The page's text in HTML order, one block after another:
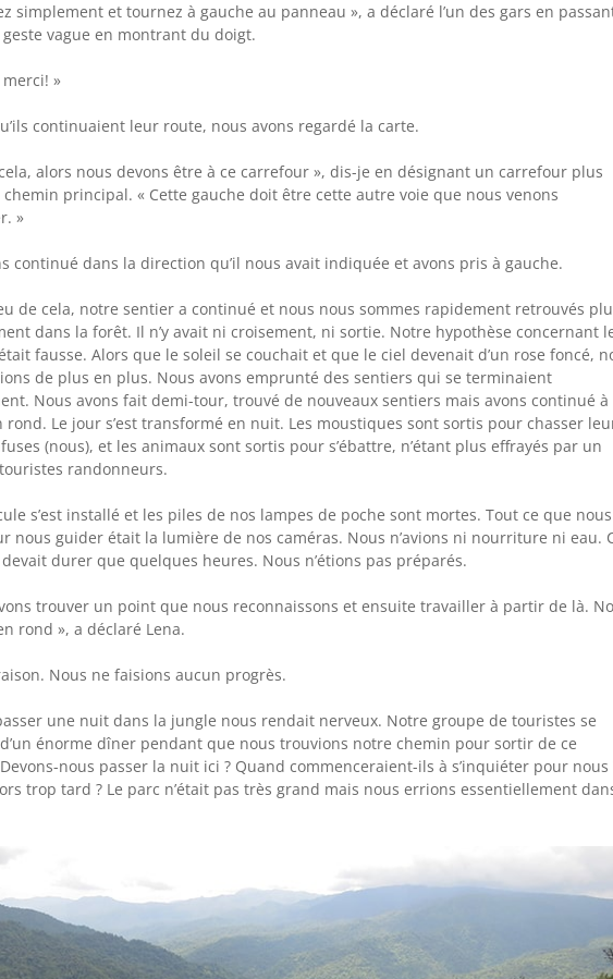
simplement et tournez à gauche au panneau », a déclaré l’un des gars en
vague en montrant du doigt.
merci! »
continuaient leur route, nous avons regardé la carte.
cela, alors nous devons être à ce carrefour », dis-je en désignant un carrefour plus
principal. « Cette gauche doit être cette autre voie que nous venons
»
continué dans la direction qu’il nous avait indiquée et avons pris à gauche.
de cela, notre sentier a continué et nous nous sommes rapidement retrouvés
dans la forêt. Il n’y avait ni croisement, ni sortie. Notre hypothèse concernant
fausse. Alors que le soleil se couchait et que le ciel devenait d’un rose foncé,
de plus en plus. Nous avons emprunté des sentiers qui se terminaient
Nous avons fait demi-tour, trouvé de nouveaux sentiers mais avons continué à
Le jour s’est transformé en nuit. Les moustiques sont sortis pour chasser
(nous), et les animaux sont sortis pour s’ébattre, n’étant plus effrayés par un
randonneurs.
s’est installé et les piles de nos lampes de poche sont mortes. Tout ce que nous
nous guider était la lumière de nos caméras. Nous n’avions ni nourriture ni eau.
durer que quelques heures. Nous n’étions pas préparés.
trouver un point que nous reconnaissons et ensuite travailler à partir de là.
rond », a déclaré Lena.
Nous ne faisions aucun progrès.
une nuit dans la jungle nous rendait nerveux. Notre groupe de touristes se
énorme dîner pendant que nous trouvions notre chemin pour sortir de ce
nous passer la nuit ici ? Quand commenceraient-ils à s’inquiéter pour nous
trop tard ? Le parc n’était pas très grand mais nous errions essentiellement